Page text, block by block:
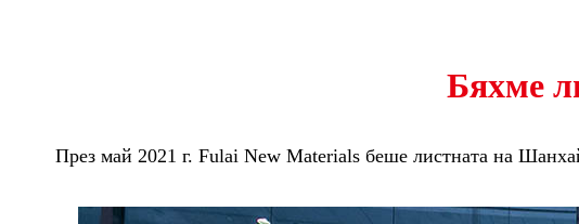
Бяхме
През май 2021 г. Fulai New Materials беше листната на